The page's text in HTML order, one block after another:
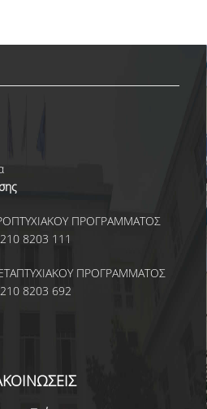
ΚΑΙ ΕΦΑΡΜΟΓΩΝ
ΨΥΧΙΚΗΣ ΥΓΕΙΑΣ
ΑΝΤΩΝΙΑΔΟΥ
ΠΡΟΓΡΑΜΜΑΤΟΣ
8203 111
ΠΡΟΓΡΑΜΜΑΤΟΣ
8203 692